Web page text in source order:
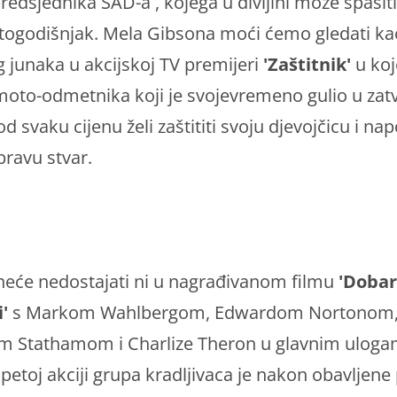
Mela Gibsona moći ćemo gledati
junaka u akcijskoj TV premijeri 'Zaštitnik' u
odmetnika koji je svojevremeno gulio u
svaku cijenu želi zaštititi svoju djevojčicu i
stvar.
nedostajati ni u nagrađivanom filmu
s Markom Wahlbergom, Edwardom
Stathamom i Charlize Theron u glavnim
akciji grupa kradljivaca je nakon obavljene